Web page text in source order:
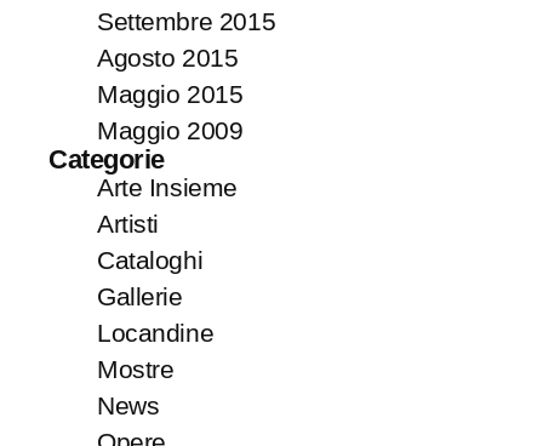
Settembre 2015
Agosto 2015
Maggio 2015
Maggio 2009
Categorie
Arte Insieme
Artisti
Cataloghi
Gallerie
Locandine
Mostre
News